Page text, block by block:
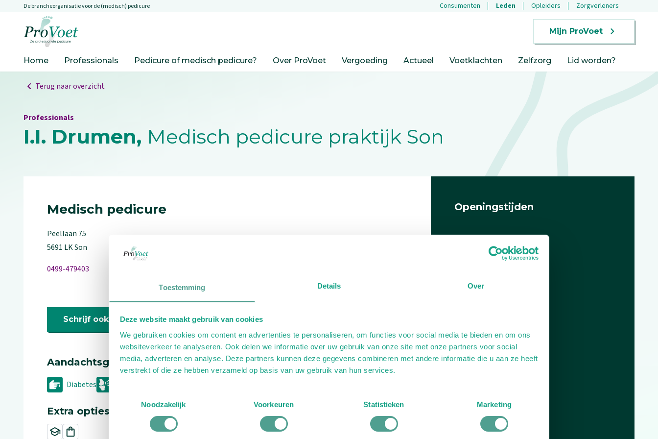
Toestemming Details Over
Deze website maakt gebruik van cookies
We gebruiken cookies om content en advertenties te personaliseren, om functies voor social media te bieden en om ons
websiteverkeer te analyseren. Ook delen we informatie over uw gebruik van onze site met onze partners voor social
media, adverteren en analyse. Deze partners kunnen deze gegevens combineren met andere informatie die u aan ze heeft
verstrekt of die ze hebben verzameld op basis van uw gebruik van hun services.
Toestemmingsselectie
Noodzakelijk
Voorkeuren Statistieken Marketing
Overslaan en naar de inhoud gaan
De brancheorganisatie voor de (medisch) pedicure Consumenten Leden Opleiders Zorgverleners
Mijn ProVoet
Home Professionals Pedicure of medisch pedicure? Over ProVoet Vergoeding Actueel Voetklachten Zelfzorg Lid worden?
Terug naar overzicht
Professionals
I.I. Drumen, Medisch pedicure praktijk Son
Medisch pedicure
Peellaan 75
5691 LKSon
0499-479403
Schrijf ook een review
Aandachtsgebieden
Diabetes
Extra opties
Openingstijden
Plan je route